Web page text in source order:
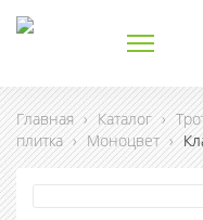
Главная › Каталог ›
плитка › Моноцвет ›